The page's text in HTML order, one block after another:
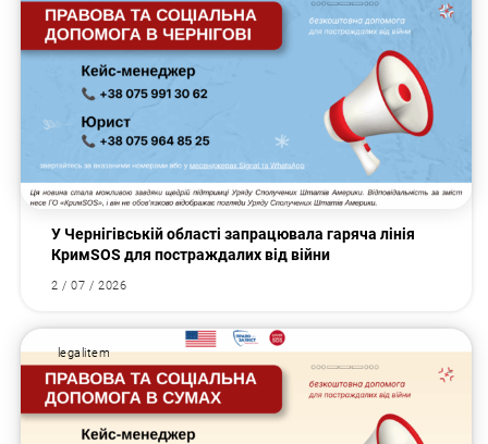
У Чернігівській області запрацювала гаряча лінія
КримSOS для постраждалих від війни
2 / 07 / 2026
legalitem